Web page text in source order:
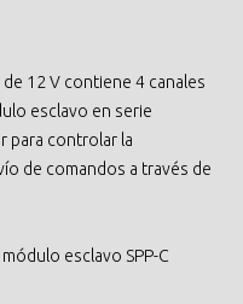
12 V contiene 4 canales
esclavo en serie
para controlar la
de comandos a través de
esclavo SPP-C